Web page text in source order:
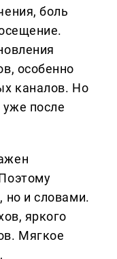
боль
особенно
каналов. Но
уже после
но и словами.
яркого
Мягкое